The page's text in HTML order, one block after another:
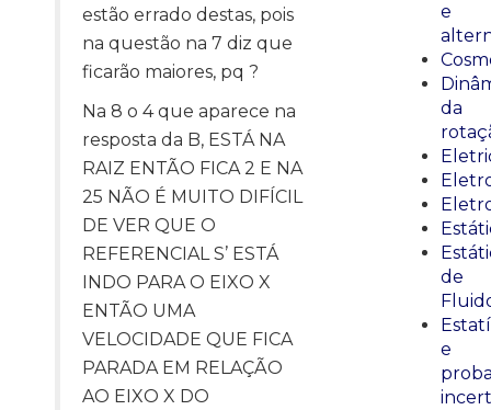
estão errado destas, pois
na questão na 7 diz que
ficarão maiores, pq ?
Na 8 o 4 que aparece na
resposta da B, ESTÁ NA
RAIZ ENTÃO FICA 2 E NA
25 NÃO É MUITO DIFÍCIL
DE VER QUE O
REFERENCIAL S’ ESTÁ
INDO PARA O EIXO X
ENTÃO UMA
VELOCIDADE QUE FICA
PARADA EM RELAÇÃO
AO EIXO X DO
e
da
de
e